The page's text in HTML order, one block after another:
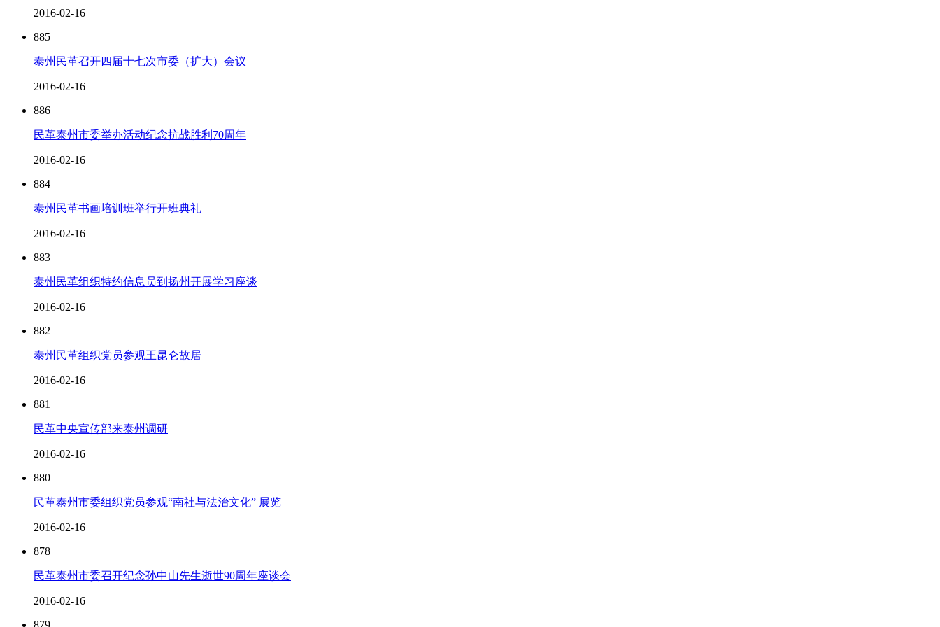
2016-02-16
885
泰州民革召开四届十七次市委（扩大）会议
2016-02-16
886
民革泰州市委举办活动纪念抗战胜利70周年
2016-02-16
884
泰州民革书画培训班举行开班典礼
2016-02-16
883
泰州民革组织特约信息员到扬州开展学习座谈
2016-02-16
882
泰州民革组织党员参观王昆仑故居
2016-02-16
881
民革中央宣传部来泰州调研
2016-02-16
880
民革泰州市委组织党员参观“南社与法治文化” 展览
2016-02-16
878
民革泰州市委召开纪念孙中山先生逝世90周年座谈会
2016-02-16